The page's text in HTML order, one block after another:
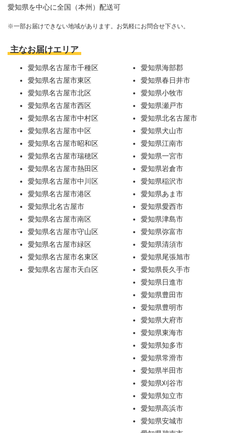
愛知県を中心に全国（本州）配送可
※一部お届けできない地域があります。お気軽にお問合せ下さい。
主なお届けエリア
愛知県名古屋市千種区
愛知県名古屋市東区
愛知県名古屋市北区
愛知県名古屋市西区
愛知県名古屋市中村区
愛知県名古屋市中区
愛知県名古屋市昭和区
愛知県名古屋市瑞穂区
愛知県名古屋市熱田区
愛知県名古屋市中川区
愛知県名古屋市港区
愛知県北名古屋市
愛知県名古屋市南区
愛知県名古屋市守山区
愛知県名古屋市緑区
愛知県名古屋市名東区
愛知県名古屋市天白区
愛知県海部郡
愛知県春日井市
愛知県小牧市
愛知県瀬戸市
愛知県北名古屋市
愛知県犬山市
愛知県江南市
愛知県一宮市
愛知県岩倉市
愛知県稲沢市
愛知県あま市
愛知県愛西市
愛知県津島市
愛知県弥富市
愛知県清須市
愛知県尾張旭市
愛知県長久手市
愛知県日進市
愛知県豊田市
愛知県豊明市
愛知県大府市
愛知県東海市
愛知県知多市
愛知県常滑市
愛知県半田市
愛知県刈谷市
愛知県知立市
愛知県高浜市
愛知県安城市